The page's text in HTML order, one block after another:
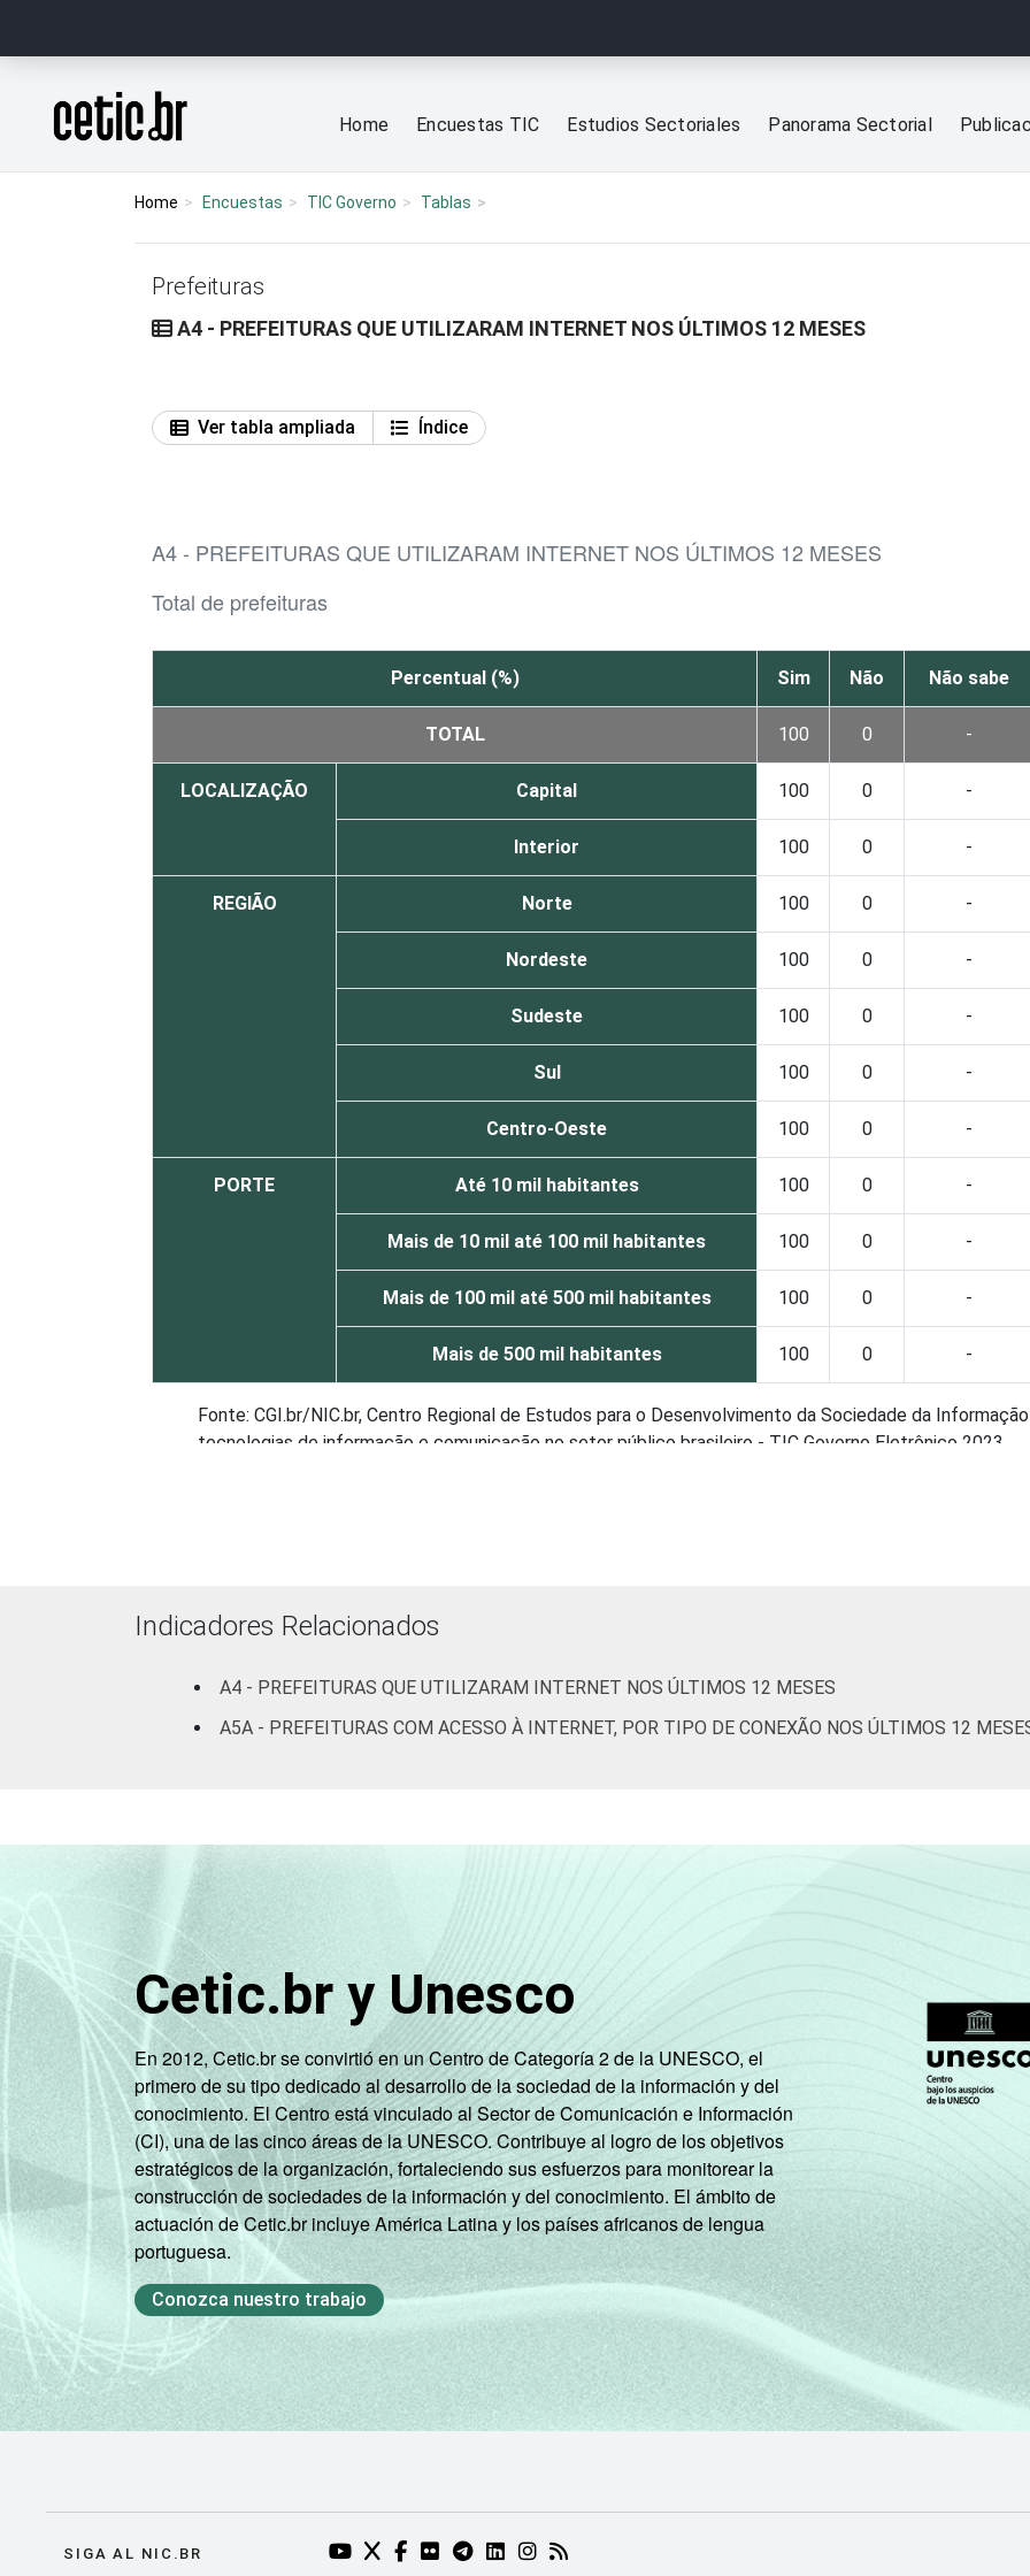
Página inicial
Home Encuestas TIC Estudios Sectoriales Panorama Sectorial
Home Encuestas TIC Governo Tablas
Prefeituras
A4 - PREFEITURAS QUE UTILIZARAM INTERNET NOS ÚLTIMOS 12 MESES
Ver tabla ampliada Índice
A4 - PREFEITURAS QUE UTILIZARAM INTERNET NOS ÚLTIMOS 12 MESES
Total de prefeituras
Percentual (%) Sim Não Não sabe
TOTAL 100 0 -
LOCALIZAÇÃO Capital 100 0 -
Interior 100 0 -
REGIÃO Norte 100 0 -
Nordeste 100 0 -
Sudeste 100 0 -
Sul 100 0 -
Centro-Oeste 100 0 -
PORTE Até 10 mil habitantes 100 0 -
Mais de 10 mil até 100 mil habitantes 100 0 -
Mais de 100 mil até 500 mil habitantes 100 0 -
Mais de 500 mil habitantes 100 0 -
Fonte: CGI.br/NIC.br, Centro Regional de Estudos para o Desenvolvimento da Sociedade da
tecnologias de informação e comunicação no setor público brasileiro - TIC Governo Eletrônico 2023.
Indicadores Relacionados
A4 - PREFEITURAS QUE UTILIZARAM INTERNET NOS ÚLTIMOS 12 MESES
A5A - PREFEITURAS COM ACESSO À INTERNET, POR TIPO DE CONEXÃO NOS ÚLTIMOS 12
Cetic.br y Unesco
En 2012, Cetic.br se convirtió en un Centro de Categoría 2 de la UNESCO, el
primero de su tipo dedicado al desarrollo de la sociedad de la información y del
conocimiento. El Centro está vinculado al Sector de Comunicación e Información
(CI), una de las cinco áreas de la UNESCO. Contribuye al logro de los objetivos
estratégicos de la organización, fortaleciendo sus esfuerzos para monitorear la
construcción de sociedades de la información y del conocimiento. El ámbito de
actuación de Cetic.br incluye América Latina y los países africanos de lengua
portuguesa.
Conozca nuestro trabajo
SIGA AL NIC.BR YOUTUBE DO NIC.BR (ABRE EM NOVA ABA)
TWITTER DO NIC.BR (ABRE EM NOVA ABA)
FACEBOOK DO NIC.BR (ABRE EM NOVA ABA)
FLICKR DO NIC.BR (ABRE EM NOVA ABA)
TELEGRAM DO NIC.BR (ABRE EM NOVA ABA)
LINKEDIN DO NIC.BR (ABRE EM NOVA ABA)
INSTAGRAM DO NIC.BR (ABRE EM NOVA ABA)
RSS DO NIC.BR (ABRE EM NOVA ABA)